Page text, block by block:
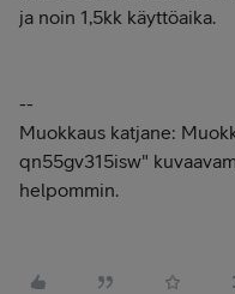
ja noin 1,5kk käyttöaika.
--
Muokkaus katjane:
qn55gv315isw"
helpommin.